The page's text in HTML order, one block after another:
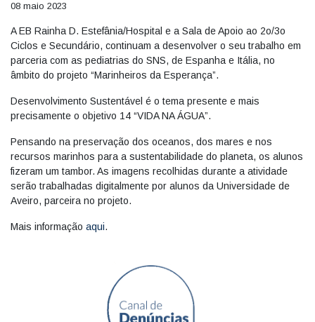
08 maio 2023
A EB Rainha D. Estefânia/Hospital e a Sala de Apoio ao 2o/3o
Ciclos e Secundário, continuam a desenvolver o seu trabalho em
parceria com as pediatrias do SNS, de Espanha e Itália, no
âmbito do projeto “Marinheiros da Esperança”.
Desenvolvimento Sustentável é o tema presente e mais
precisamente o objetivo 14 “VIDA NA ÁGUA”.
Pensando na preservação dos oceanos, dos mares e nos
recursos marinhos para a sustentabilidade do planeta, os alunos
fizeram um tambor. As imagens recolhidas durante a atividade
serão trabalhadas digitalmente por alunos da Universidade de
Aveiro, parceira no projeto.
Mais informação aqui.